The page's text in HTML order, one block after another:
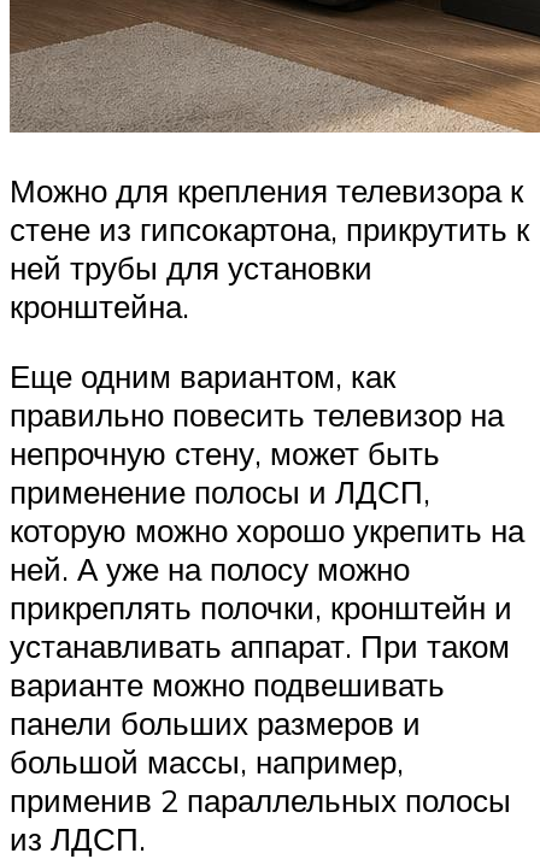
Можно для крепления телевизора к
стене из гипсокартона, прикрутить к
ней трубы для установки
кронштейна.
Еще одним вариантом, как
правильно повесить телевизор на
непрочную стену, может быть
применение полосы и ЛДСП,
которую можно хорошо укрепить на
ней. А уже на полосу можно
прикреплять полочки, кронштейн и
устанавливать аппарат. При таком
варианте можно подвешивать
панели больших размеров и
большой массы, например,
применив 2 параллельных полосы
из ЛДСП.